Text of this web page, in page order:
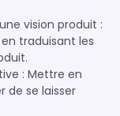
vision produit :
traduisant les
: Mettre en
de se laisser